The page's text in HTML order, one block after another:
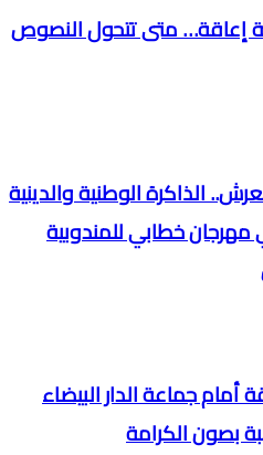
متى تتحول النصوص
الذاكرة الوطنية والدينية
مهرجان خطابي للمندوبية
جماعة الدار البيضاء
بصون الكرامة